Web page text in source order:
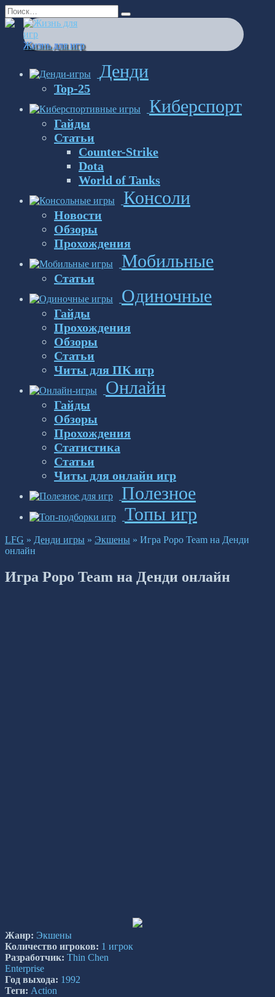
Перейти
к
содержанию
Search
for:
Жизнь для игр
Денди
Top-25
Киберспорт
Гайды
Статьи
Counter-Strike
Dota
World of Tanks
Консоли
Новости
Обзоры
Прохождения
Мобильные
Статьи
Одиночные
Гайды
Прохождения
Обзоры
Статьи
Читы для ПК игр
Онлайн
Гайды
Обзоры
Прохождения
Статистика
Статьи
Читы для онлайн игр
Полезное
Топы игр
LFG » Денди игры » Экшены » Игра Popo Team на Денди
онлайн
Игра Popo Team на Денди онлайн
Жанр: Экшены
Количество игроков: 1 игрок
Разработчик: Thin Chen
Enterprise
Год выхода: 1992
Теги: Action